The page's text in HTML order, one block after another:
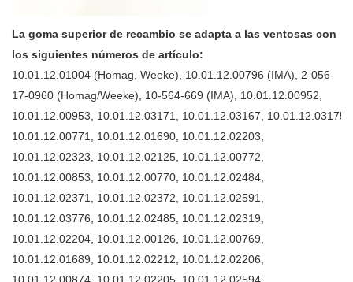
La goma superior de recambio se adapta a las ventosas con
los siguientes números de artículo:
10.01.12.01004 (Homag, Weeke), 10.01.12.00796 (IMA), 2-056-
17-0960 (Homag/Weeke), 10-564-669 (IMA), 10.01.12.00952,
10.01.12.00953, 10.01.12.03171, 10.01.12.03167, 10.01.12.03175,
10.01.12.00771, 10.01.12.01690, 10.01.12.02203,
10.01.12.02323, 10.01.12.02125, 10.01.12.00772,
10.01.12.00853, 10.01.12.00770, 10.01.12.02484,
10.01.12.02371, 10.01.12.02372, 10.01.12.02591,
10.01.12.03776, 10.01.12.02485, 10.01.12.02319,
10.01.12.02204, 10.01.12.00126, 10.01.12.00769,
10.01.12.01689, 10.01.12.02212, 10.01.12.02206,